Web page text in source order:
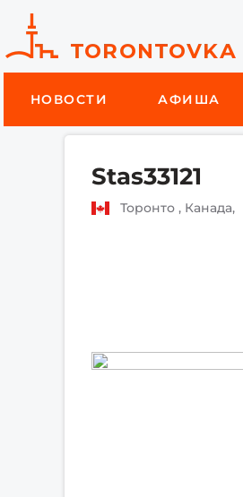
НОВОСТИ АФИША
Stas33121
Торонто , Канада,